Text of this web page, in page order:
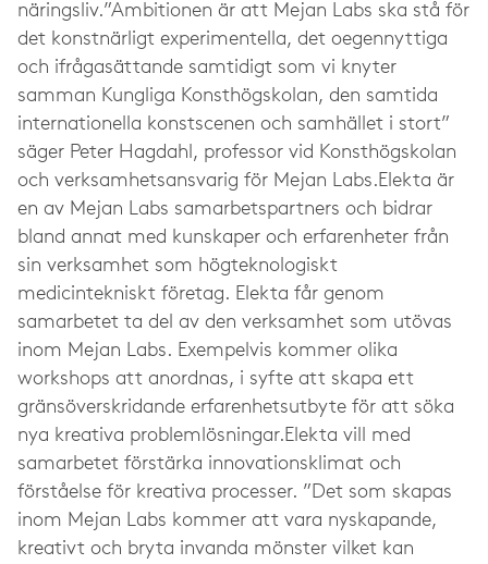
näringsliv.”Ambitionen är att Mejan Labs ska stå för
det konstnärligt experimentella, det oegennyttiga
och ifrågasättande samtidigt som vi knyter
samman Kungliga Konsthögskolan, den samtida
internationella konstscenen och samhället i stort”
säger Peter Hagdahl, professor vid Konsthögskolan
och verksamhetsansvarig för Mejan Labs.Elekta är
en av Mejan Labs samarbetspartners och bidrar
bland annat med kunskaper och erfarenheter från
sin verksamhet som högteknologiskt
medicintekniskt företag. Elekta får genom
samarbetet ta del av den verksamhet som utövas
inom Mejan Labs. Exempelvis kommer olika
workshops att anordnas, i syfte att skapa ett
gränsöverskridande erfarenhetsutbyte för att söka
nya kreativa problemlösningar.Elekta vill med
samarbetet förstärka innovationsklimat och
förståelse för kreativa processer. ”Det som skapas
inom Mejan Labs kommer att vara nyskapande,
kreativt och bryta invanda mönster vilket kan